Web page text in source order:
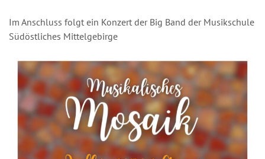
Im Anschluss folgt ein Konzert der Big Band der Musikschule
Südöstliches Mittelgebirge